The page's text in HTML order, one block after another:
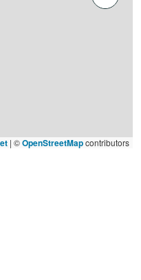
| ©OpenStreetMapcontributors